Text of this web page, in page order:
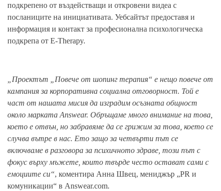
подкрепено от въздействащи и откровени видеа с
посланиците на инициативата. Уебсайтът предоставя и
информация и контакт за професионална психологическа
подкрепа от E-Therapy.
„Проектът „ Повече от шопинг терапия“ е нещо повече от
кампания за корпоративна социална отговорност. Той е
част от нашата мисия да изградим осъзната общност
около марката Answear. Обръщаме много внимание на това,
което е отвън, но забравяме да се грижим за това, което се
случва вътре в нас. Ето защо за четвърти път се
включваме в разговора за психичното здраве, този път с
фокус върху мъжете, които твърде често остават сами с
емоциите си“, коментира Анна Швец, мениджър „PR и
комуникации“ в Answear.com.